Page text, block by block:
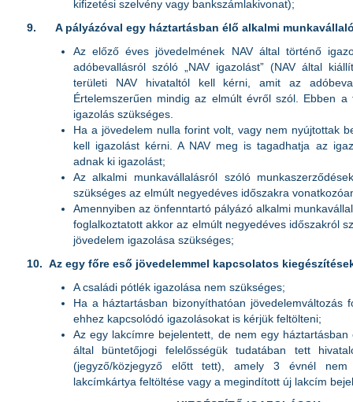
kifizetési szelvény vagy bankszámlakivonat);
9. A pályázóval egy háztartásban élő alkalmi
Az előző éves jövedelmének NAV által történő
adóbevallásról szóló „NAV igazolást” (NAV által
területi NAV hivataltól kell kérni, amit az
Értelemszerűen mindig az elmúlt évről szól. Ebben
igazolás szükséges.
Ha a jövedelem nulla forint volt, vagy nem nyújtottak
kell igazolást kérni. A NAV meg is tagadhatja az
adnak ki igazolást;
Az alkalmi munkavállalásról szóló
szükséges az elmúlt negyedéves időszakra
Amennyiben az önfenntartó pályázó alkalmi
foglalkoztatott akkor az elmúlt negyedéves időszakról
jövedelem igazolása szükséges;
10. Az egy főre eső jövedelemmel kapcsolatos
A családi pótlék igazolása nem szükséges;
Ha a háztartásban bizonyíthatóan jövedelemváltozás
ehhez kapcsolódó igazolásokat is kérjük feltölteni;
Az egy lakcímre bejelentett, de nem egy
által büntetőjogi felelősségük tudatában tett
(jegyző/közjegyző előtt tett), amely 3 évnél
lakcímkártya feltöltése vagy a megindított új lakcím